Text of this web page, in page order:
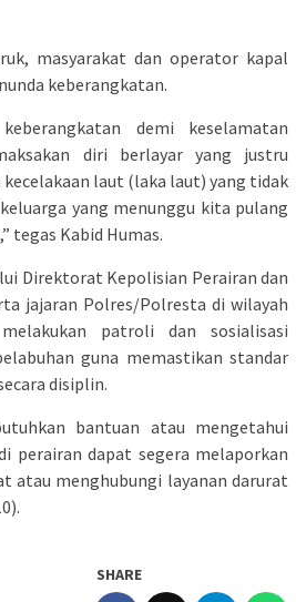
masyarakat dan operator kapal
keberangkatan.
demi keselamatan
diri berlayar yang justru
laut (laka laut) yang tidak
yang menunggu kita pulang
tegas Kabid Humas.
Direktorat Kepolisian Perairan dan
jajaran Polres/Polresta di wilayah
patroli dan sosialisasi
guna memastikan standar
disiplin.
bantuan atau mengetahui
perairan dapat segera melaporkan
atau menghubungi layanan darurat
SHARE